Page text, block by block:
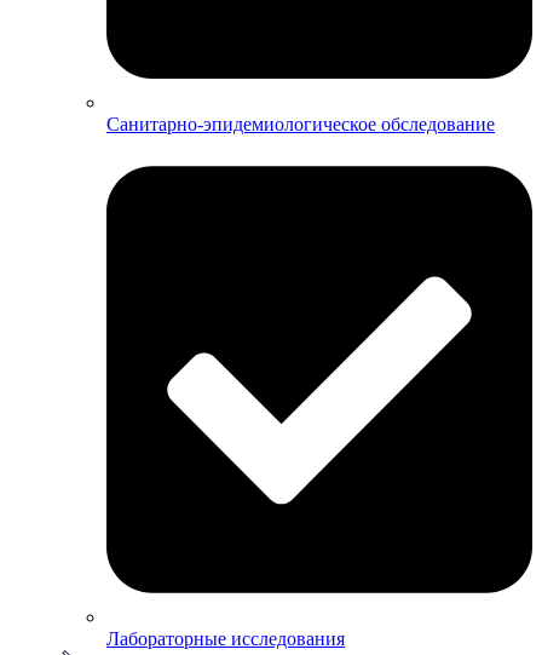
Санитарно-эпидемиологическое обследование
Лабораторные исследования